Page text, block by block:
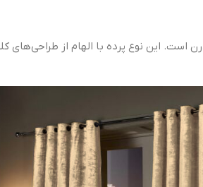
است. این نوع پرده با الهام از